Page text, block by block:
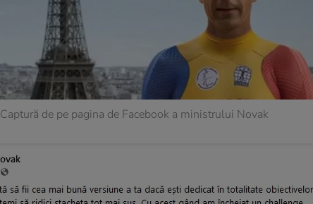
Captură de pe pagina de Facebook a ministrului Novak